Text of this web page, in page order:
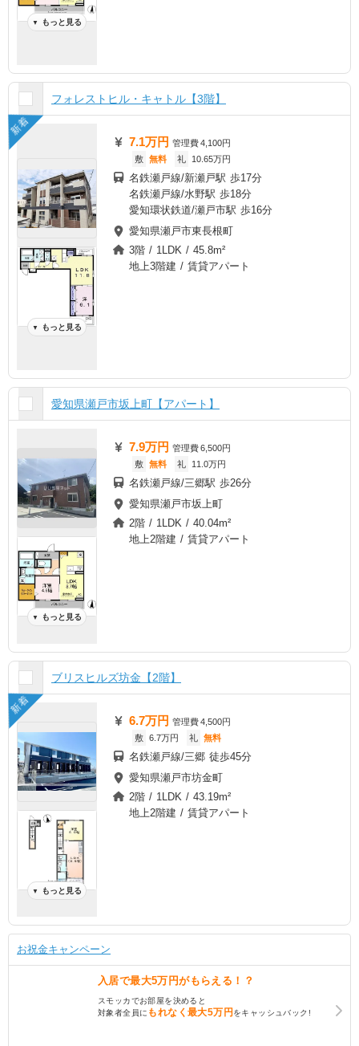
▼ もっと見る
フォレストヒル・キャトル【3階】
新着
▼ もっと見る
7.1万円 管理費4,100円
敷 無料 礼 10.65万円
名鉄瀬戸線/新瀬戸駅 歩17分
名鉄瀬戸線/水野駅 歩18分
愛知環状鉄道/瀬戸市駅 歩16分
愛知県瀬戸市東長根町
3階 / 1LDK / 45.8m²
地上3階建 / 賃貸アパート
愛知県瀬戸市坂上町【アパート】
▼ もっと見る
7.9万円 管理費6,500円
敷 無料 礼 11.0万円
名鉄瀬戸線/三郷駅 歩26分
愛知県瀬戸市坂上町
2階 / 1LDK / 40.04m²
地上2階建 / 賃貸アパート
ブリスヒルズ坊金【2階】
新着
▼ もっと見る
6.7万円 管理費4,500円
敷 6.7万円 礼 無料
名鉄瀬戸線/三郷 徒歩45分
愛知県瀬戸市坊金町
2階 / 1LDK / 43.19m²
地上2階建 / 賃貸アパート
お祝金キャンペーン
入居で最大5万円がもらえる！？
スモッカでお部屋を決めると
対象者全員に もれなく最大5万円 をキャッシュバック!